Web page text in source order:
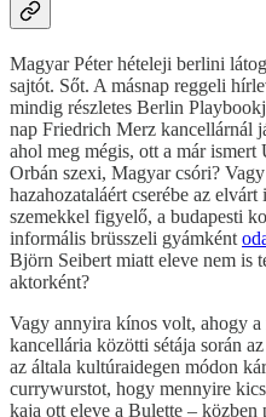
Magyar Péter hételeji berlini
sajtót. Sőt. A másnap reggeli
mindig részletes Berlin
nap Friedrich Merz kancellárnál
ahol meg mégis, ott a már
Orbán szexi, Magyar csóri?
hazahozataláért cserébe az
szemekkel figyelő, a budapesti
informális brüsszeli gyámként
Björn Seibert miatt eleve nem is
aktorként?
Vagy annyira kínos volt, ahogy a
kancellária közötti sétája során
az általa kultúraidegen módon
currywurstot, hogy mennyire
kaja ott eleve a Bulette – közben